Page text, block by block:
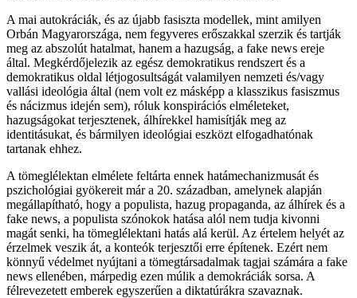
A mai autokráciák, és az újabb fasiszta modellek, mint amilyen
Orbán Magyarországa, nem fegyveres erőszakkal szerzik és tartják
meg az abszolút hatalmat, hanem a hazugság, a fake news ereje
által. Megkérdőjelezik az egész demokratikus rendszert és a
demokratikus oldal létjogosultságát valamilyen nemzeti és/vagy
vallási ideológia által (nem volt ez másképp a klasszikus fasiszmus
és nácizmus idején sem), róluk konspirációs elméleteket,
hazugságokat terjesztenek, álhírekkel hamisítják meg az
identitásukat, és bármilyen ideológiai eszközt elfogadhatónak
tartanak ehhez.
A tömeglélektan elmélete feltárta ennek hatámechanizmusát és
pszichológiai gyökereit már a 20. században, amelynek alapján
megállapítható, hogy a populista, hazug propaganda, az álhírek és a
fake news, a populista szónokok hatása alól nem tudja kivonni
magát senki, ha tömeglélektani hatás alá kerül. Az értelem helyét az
érzelmek veszik át, a konteók terjesztői erre építenek. Ezért nem
könnyű védelmet nyújtani a tömegtársadalmak tagjai számára a fake
news ellenében, márpedig ezen múlik a demokráciák sorsa. A
félrevezetett emberek egyszerűen a diktatúrákra szavaznak.